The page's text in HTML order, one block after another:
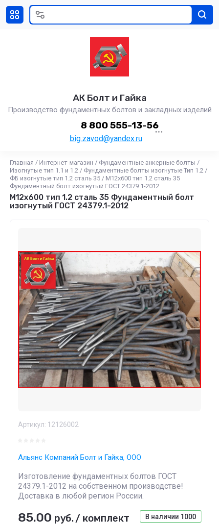
АК Болт и Гайка
Производство фундаментных болтов и закладных изделий
big.zavod@yandex.ru
8 800 555-13-56
Главная / Интернет-магазин / Фундаментные анкерные болты /
Изогнутые тип 1.1 и 1.2 / Фундаментные болты изогнутые Тип 1.2 /
ФБ изогнутые тип 1.2 сталь 35 / М12x600 тип 1.2 сталь 35
Фундаментный болт изогнутый ГОСТ 24379.1-2012
М12x600 тип 1.2 сталь 35 Фундаментный болт
изогнутый ГОСТ 24379.1-2012
Артикул: 12126002
Альянс Компаний Болт и Гайка, ООО
Изготовление фундаментных болтов ГОСТ
24379.1-2012 на собственном производстве!
Доставка в любой регион России.
В наличии 1000
85.00 руб. / комплект